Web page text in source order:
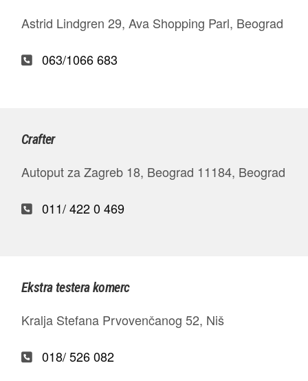
Astrid Lindgren 29, Ava Shopping Parl, Beograd
063/1066 683
Crafter
Autoput za Zagreb 18, Beograd 11184, Beograd
011/ 422 0 469
Ekstra testera komerc
Kralja Stefana Prvovenčanog 52, Niš
018/ 526 082